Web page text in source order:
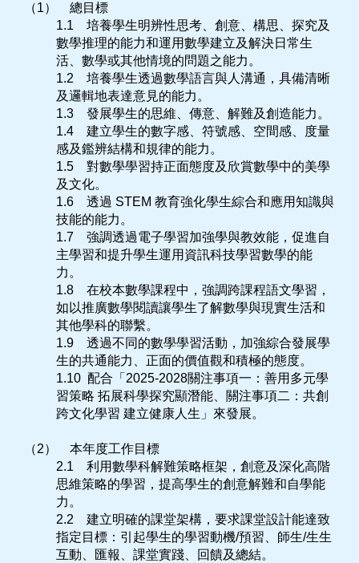
（1） 總目標
1.1 培養學生明辨性思考、創意、構思、探究及
數學推理的能力和運用數學建立及解決日常生
活、數學或其他情境的問題之能力。
1.2 培養學生透過數學語言與人溝通，具備清晰
及邏輯地表達意見的能力。
1.3 發展學生的思維、傳意、解難及創造能力。
1.4 建立學生的數字感、符號感、空間感、度量
感及鑑辨結構和規律的能力。
1.5 對數學學習持正面態度及欣賞數學中的美學
及文化。
1.6 透過 STEM 教育強化學生綜合和應用知識與
技能的能力。
1.7 強調透過電子學習加強學與教效能，促進自
主學習和提升學生運用資訊科技學習數學的能
力。
1.8 在校本數學課程中，強調跨課程語文學習，
如以推廣數學閱讀讓學生了解數學與現實生活和
其他學科的聯繫。
1.9 透過不同的數學學習活動，加強綜合發展學
生的共通能力、正面的價值觀和積極的態度。
1.10 配合「2025-2028關注事項一：善用多元學
習策略 拓展科學探究顯潛能、關注事項二：共創
跨文化學習 建立健康人生」來發展。
（2） 本年度工作目標
2.1 利用數學科解難策略框架，創意及深化高階
思維策略的學習，提高學生的創意解難和自學能
力。
2.2 建立明確的課堂架構，要求課堂設計能達致
指定目標：引起學生的學習動機/預習、師生/生生
互動、匯報、課堂實踐、回饋及總結。